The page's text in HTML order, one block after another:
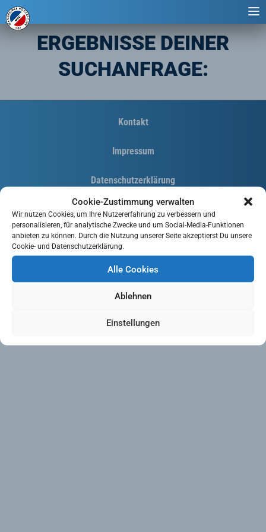
Cookie-Zustimmung verwalten
Wir nutzen Cookies, um Ihre Nutzererfahrung zu verbessern und
personalisieren, für analytische Zwecke und um Social-Media-Funktionen
anbieten zu können. Durch die Nutzung unserer Seite akzeptierst Du unsere
Cookie- und Datenschutzerklärung.
Alle Cookies
Ablehnen
Einstellungen
ERGEBNISSE DEINER
SUCHANFRAGE:
Kontakt
Impressum
Datenschutzerklärung
Cookie-Richtlinie (EU)